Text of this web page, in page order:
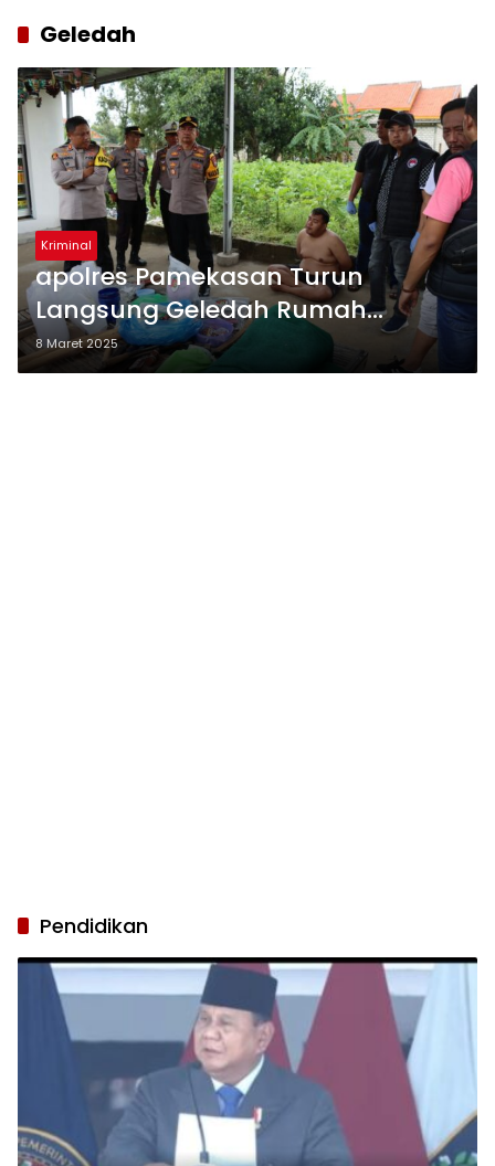
Geledah
Kriminal
apolres Pamekasan Turun
Langsung Geledah Rumah
Bandar Narkoba di Proppo, 4
Tersangka Ditangkap
8 Maret 2025
Pendidikan